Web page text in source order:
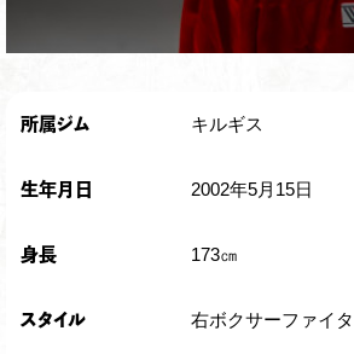
所属ジム キルギス
生年月日 2002年5月15日
身長 173㎝
スタイル 右ボクサーファイ